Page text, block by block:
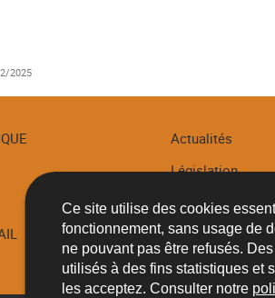
Ce site utilise des cookies
fonctionnement, sans usage de
ne pouvant pas être refusés.
utilisés à des fins statistiques et
les acceptez. Consulter notre
2025
Actualités
Législation
Procédures